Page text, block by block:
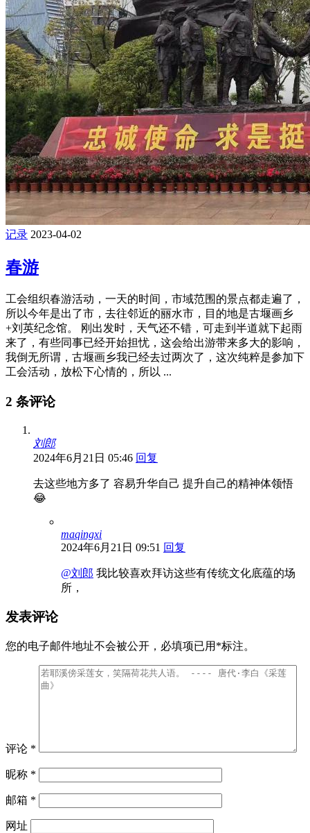
记录 2023-04-02
春游
工会组织春游活动，一天的时间，市域范围的景点都走遍了，
所以今年是出了市，去往邻近的丽水市，目的地是古堰画乡
+刘英纪念馆。 刚出发时，天气还不错，可走到半道就下起雨
来了，有些同事已经开始担忧，这会给出游带来多大的影响，
我倒无所谓，古堰画乡我已经去过两次了，这次纯粹是参加下
工会活动，放松下心情的，所以 ...
2 条评论
刘郎
2024年6月21日 05:46 回复
去这些地方多了 容易升华自己 提升自己的精神体领悟
😂
maqingxi
2024年6月21日 09:51 回复
@刘郎 我比较喜欢拜访这些有传统文化底蕴的场
所，
发表评论
您的电子邮件地址不会被公开， 必填项已用 *标注。
评论 *
昵称 *
邮箱 *
网址